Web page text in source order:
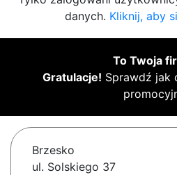
danych. Kliknij, aby
To Twoja
Gratulacje! Sprawdź jak
Brzesko
ul. Solskiego 37